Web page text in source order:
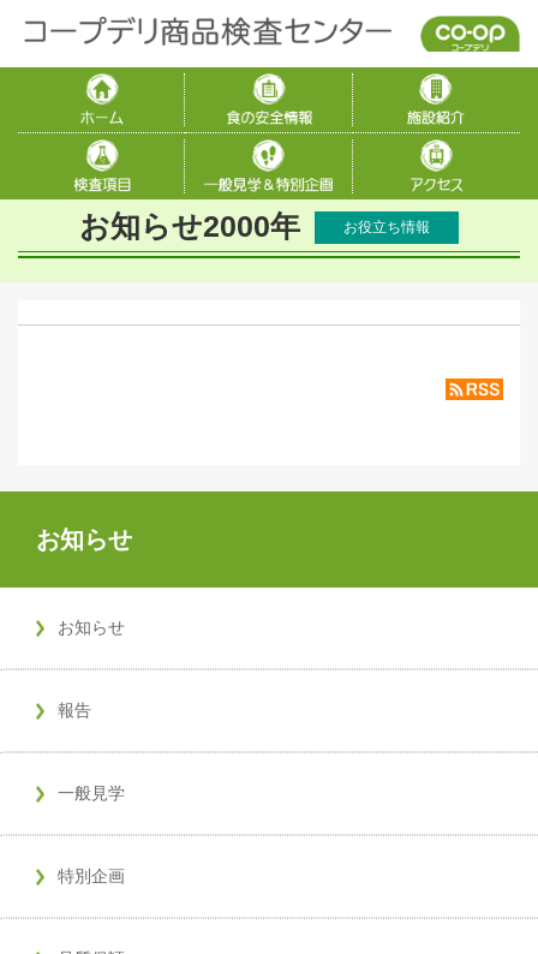
お知らせ2000年 お役立ち情報
お知らせ
お知らせ
報告
一般見学
特別企画